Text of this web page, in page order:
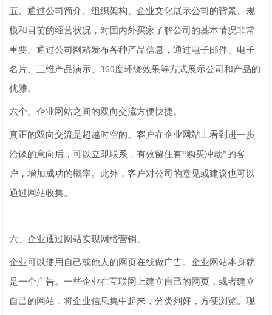
五、通过公司简介、组织架构、企业文化展示公司的背景、规
模和目前的经营状况，对国内外买家了解公司的基本情况非常
重要。通过公司网站发布各种产品信息，通过电子邮件、电子
名片、三维产品演示、360度环绕效果等方式展示公司和产品的
优雅。
六个。企业网站之间的双向交流方便快捷。
真正的双向交流是超越时空的。客户在企业网站上看到进一步
洽谈的意向后，可以立即联系，有效留住有“购买冲动”的客
户，增加成功的概率。此外，客户对公司的意见或建议也可以
通过网站收集。
六、企业通过网站实现网络营销。
企业可以使用自己或他人的网页在线做广告。企业网站本身就
是一个广告。一些企业在互联网上建立自己的网页，或者建立
自己的网站，将企业信息集中起来，分类列好，方便浏览。现